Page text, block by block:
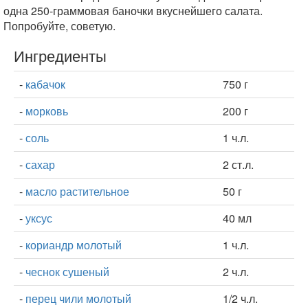
одна 250-граммовая баночки вкуснейшего салата.
Попробуйте, советую.
Ингредиенты
- кабачок
750 г
- морковь
200 г
-соль
1 ч.л.
-сахар
2 ст.л.
- масло растительное
50 г
-уксус
40 мл
- кориандр молотый
1 ч.л.
- чеснок сушеный
2 ч.л.
- перец чили молотый 1/2 ч.л.